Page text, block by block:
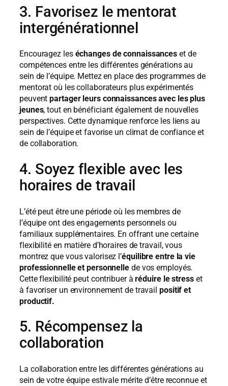
3. Favorisez le mentorat
intergénérationnel
Encouragez leséchanges de connaissances et de
compétences entre les différentes générations au
sein de l’équipe. Mettez en place des programmes de
mentorat où les collaborateurs plus expérimentés
peuvent partager leurs connaissances avec les plus
jeunes, tout en bénéficiant également de nouvelles
perspectives. Cette dynamique renforce les liens au
sein de l’équipe et favorise un climat de confiance et
de collaboration.
4. Soyez flexible avec les
horaires de travail
L’été peut être une période où les membres de
l’équipe ont des engagements personnels ou
familiaux supplémentaires. En offrant une certaine
flexibilité en matière d’horaires de travail, vous
montrez que vous valorisez l’équilibre entre la vie
professionnelle et personnelle de vos employés.
Cette flexibilité peut contribuer àréduire le stresset
à favoriser un environnement de travail positif et
productif.
5. Récompensez la
collaboration
La collaboration entre les différentes générations au
sein de votre équipe estivale mérite d’être reconnue et